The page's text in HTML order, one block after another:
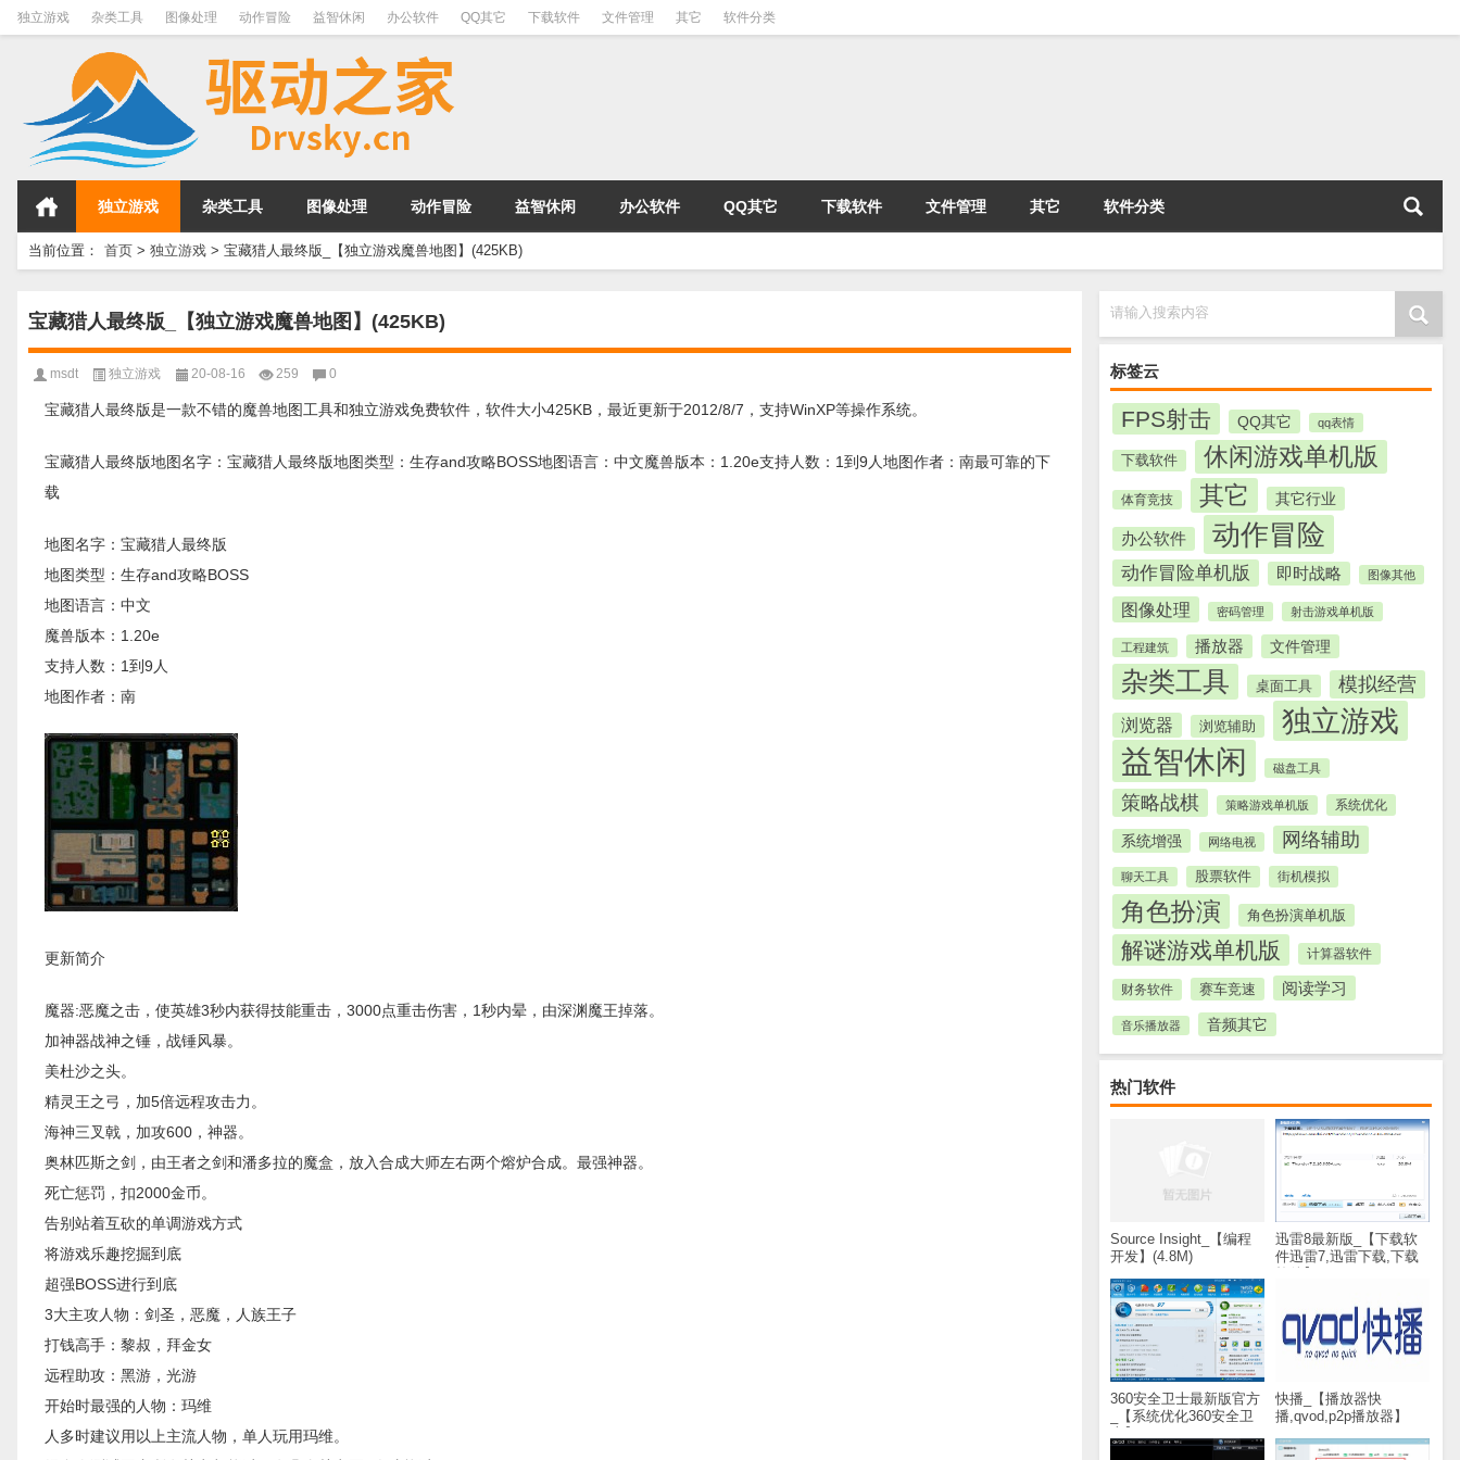
独立游戏 杂类工具 图像处理 动作冒险 益智休闲 办公软件 QQ其它 下载软件 文件管理 其它 软件分类
独立游戏 杂类工具 图像处理 动作冒险 益智休闲 办公软件 QQ其它 下载软件 文件管理 其它 软件分类
当前位置： 首页 > 独立游戏 > 宝藏猎人最终版_【独立游戏魔兽地图】(425KB)
请输入搜索内容
标签云
FPS射击 QQ其它 qq表情
下载软件 休闲游戏单机版
体育竞技 其它 其它行业
办公软件 动作冒险
动作冒险单机版 即时战略 图像其他
图像处理 密码管理 射击游戏单机版
工程建筑 播放器 文件管理
杂类工具 桌面工具 模拟经营
浏览器 浏览辅助 独立游戏
益智休闲 磁盘工具
策略战棋 策略游戏单机版 系统优化
系统增强 网络电视 网络辅助
聊天工具 股票软件 街机模拟
角色扮演 角色扮演单机版
解谜游戏单机版 计算器软件
财务软件 赛车竞速 阅读学习
音乐播放器 音频其它
热门软件
Source Insight_【编程
开发】(4.8M)
迅雷8最新版_【下载软
件迅雷7,迅雷下载,下载
360安全卫士最新版官方
_【系统优化360安全卫
快播_【播放器快
播,qvod,p2p播放器】
宝藏猎人最终版_【独立游戏魔兽地图】(425KB)
msdt 独立游戏 20-08-16 259 0
宝藏猎人最终版是一款不错的魔兽地图工具和独立游戏免费软件，软件大小425KB，最近更新于2012/8/7，支持WinXP等操作系统。
宝藏猎人最终版地图名字：宝藏猎人最终版地图类型：生存and攻略BOSS地图语言：中文魔兽版本：1.20e支持人数：1到9人地图作者：南最可靠的下
载
地图名字：宝藏猎人最终版
地图类型：生存and攻略BOSS
地图语言：中文
魔兽版本：1.20e
支持人数：1到9人
地图作者：南
更新简介
魔器:恶魔之击，使英雄3秒内获得技能重击，3000点重击伤害，1秒内晕，由深渊魔王掉落。
加神器战神之锤，战锤风暴。
美杜沙之头。
精灵王之弓，加5倍远程攻击力。
海神三叉戟，加攻600，神器。
奥林匹斯之剑，由王者之剑和潘多拉的魔盒，放入合成大师左右两个熔炉合成。最强神器。
死亡惩罚，扣2000金币。
告别站着互砍的单调游戏方式
将游戏乐趣挖掘到底
超强BOSS进行到底
3大主攻人物：剑圣，恶魔，人族王子
打钱高手：黎叔，拜金女
远程助攻：黑游，光游
开始时最强的人物：玛维
人多时建议用以上主流人物，单人玩用玛维。